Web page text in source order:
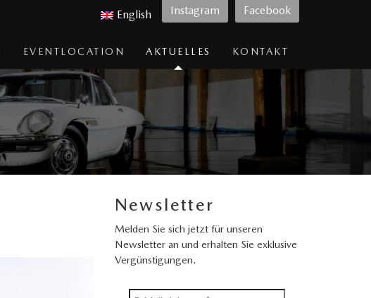
EVENTLOCATION AKTUELLES KONTAKT
English Facebook
Instagram
Newsletter
Melden Sie sich jetzt für unseren
Newsletter an und erhalten Sie exklusive
Vergünstigungen.